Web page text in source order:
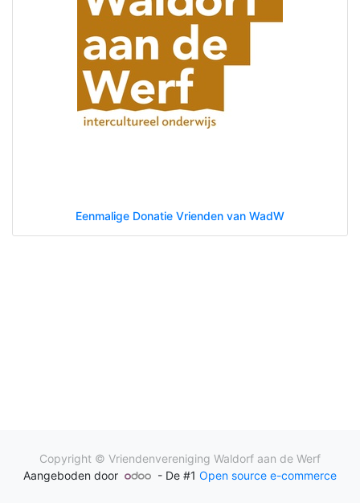
Eenmalige Donatie Vrienden van WadW
Copyright © Vriendenvereniging Waldorf aan de Werf
Aangeboden door
- De #1 Open source e-commerce